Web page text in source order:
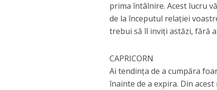
prima întâlnire. Acest lucru
de la începutul relației
trebui să îl inviți astăzi, fără
CAPRICORN
Ai tendința de a cumpăra
înainte de a expira. Din